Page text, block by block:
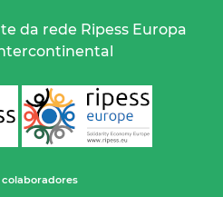
da rede Ripess Europa
colaboradores